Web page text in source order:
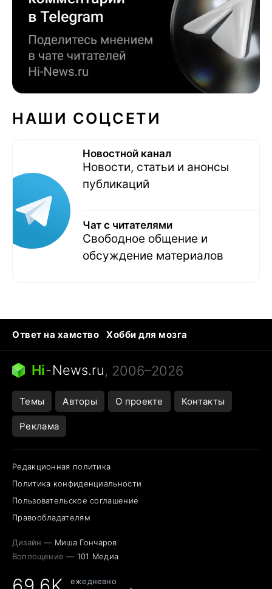
НАШИ СОЦСЕТИ
Новостной канал
Новости, статьи и анонсы
публикаций
Чат с читателями
Свободное общение и
обсуждение материалов
Ответ на хамство
Хобби для мозга
Бензин 100 vs 95
Тунцы в океанариуме
Следующая пандемия
Hi-News.ru, 2006–2026
Темы Авторы О проекте Контакты
Реклама
Редакционная политика
Политика конфиденциальности
Пользовательское соглашение
Правообладателям
Дизайн — Миша Гончаров
Воплощение — 101 Медиа
ежедневно